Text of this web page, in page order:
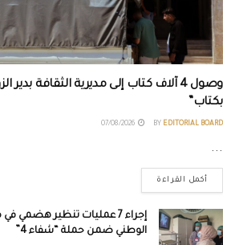
وصول 4 آلاف كتاب إلى مديرية الثقافة
بكتاب”
BY EDITORIAL BOARD
...
أكمل القراءة
إجراء 7 عمليات تنظير هضمي
الوطني ضمن حملة “شفاء 4”